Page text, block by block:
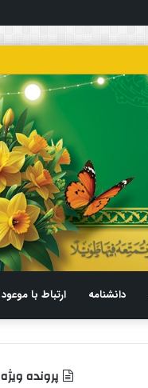
دانشنامه ارتباط با موعود
پرونده ویژه